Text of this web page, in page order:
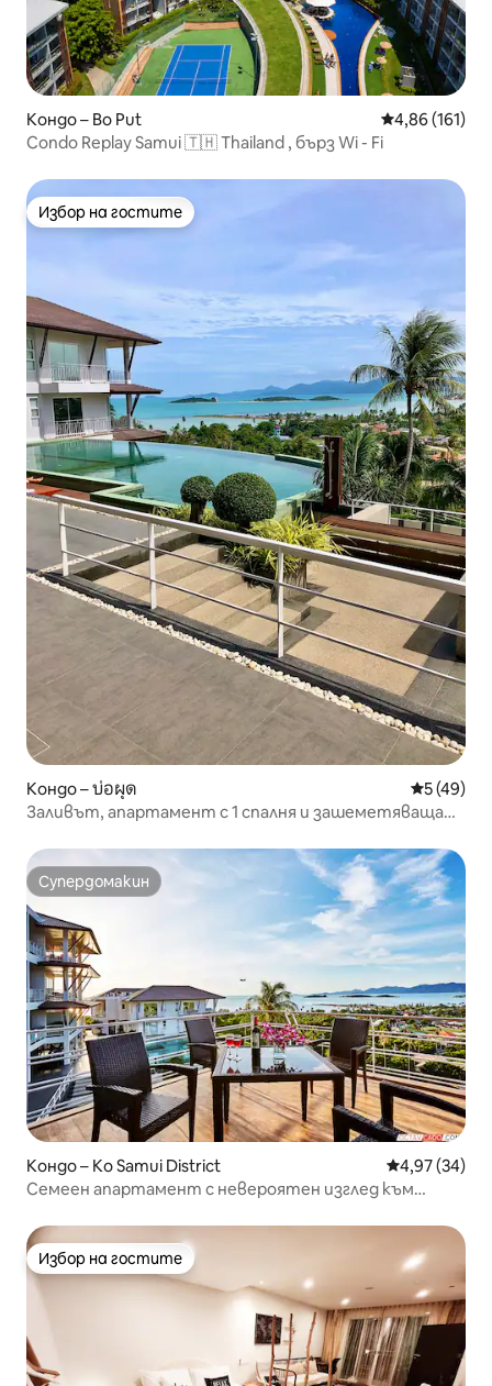
Кондо – Bo Put Средна
4,86 (161)
Condo Rеplay Samui 🇹🇭 Thailand , бърз Wi - Fi
Избор на гостите
Избор на гостите
Кондо – บ่อผุด Средна
5 (49)
Заливът, апартамент с 1 спалня и зашеметяваща
Супердомакин
Супердомакин
Кондо – Ko Samui District Средна
4,97 (34)
Семеен апартамент с невероятен изглед към
Избор на гостите
Избор на гостите